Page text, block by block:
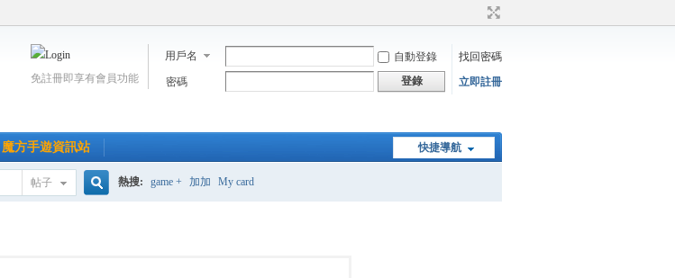
用戶名 自動登錄
找回密碼
密碼
登錄 立即註冊
免註冊即享有會員功能
快捷導航
魔方手遊資訊站
帖子 熱搜: game + 加加 My card